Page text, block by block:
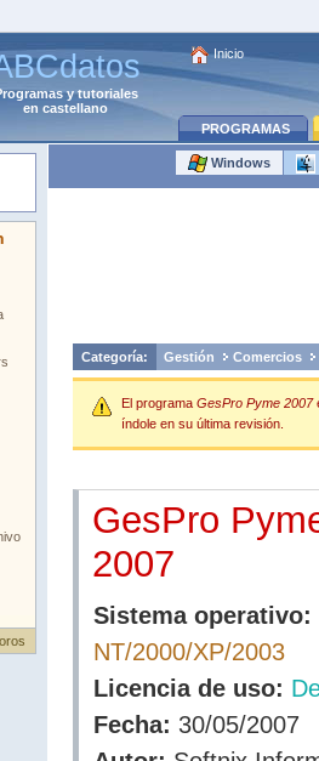
ytutoriales
en castellano
Inicio
PROGRAMAS
Windows
Categoría: Gestión Comercios
El programa GesPro Pyme 2007
índole en su última revisión.
GesPro
2007
Sistema operativo:
NT/2000/XP/2003
Licencia de uso:
Fecha: 30/05/2007